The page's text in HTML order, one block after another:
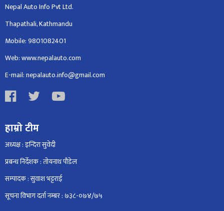
Nepal Auto Info Pvt Ltd.
Thapathali, Kathmandu
Mobile: 9801082401
Web: www.nepalauto.com
E-mail: nepalauto.info@gmail.com
हाम्रो टीम
अध्यक्ष : इन्दिरा सुवेदी
प्रबन्ध निर्देशक : तोयनाथ पौडेल
सम्पादक : सुवाश भट्टराई
सूचना विभाग दर्ता नम्बर : ७३८-०७४/७५